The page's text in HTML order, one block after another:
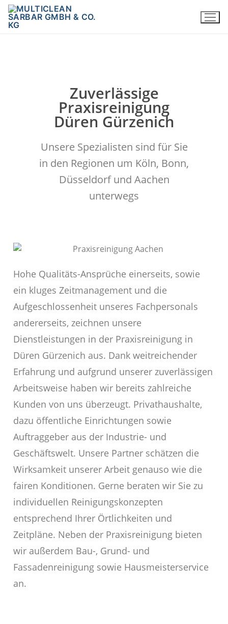
Zuverlässige
Praxisreinigung
Düren Gürzenich
Unsere Spezialisten sind für Sie
in den Regionen um Köln, Bonn,
Düsseldorf und Aachen
unterwegs
Hohe Qualitäts-Ansprüche einerseits, sowie
ein kluges Zeitmanagement und die
Aufgeschlossenheit unseres Fachpersonals
andererseits, zeichnen unsere
Dienstleistungen in der Praxisreinigung in
Düren Gürzenich aus. Dank weitreichender
Erfahrung und aufgrund unserer zuverlässigen
Arbeitsweise haben wir bereits zahlreiche
Kunden von uns überzeugt. Privathaushalte,
dazu öffentliche Einrichtungen sowie
Auftraggeber aus der Industrie- und
Geschäftswelt. Unsere Partner schätzen die
Wirksamkeit unserer Arbeit genauso wie die
fairen Konditionen. Gerne beraten wir Sie zu
individuellen Reinigungskonzepten
entsprechend Ihrer Örtlichkeiten und
Zeitpläne. Neben der Praxisreinigung bieten
wir außerdem Bau-, Grund- und
Fassadenreinigung sowie Hausmeisterservice
an.